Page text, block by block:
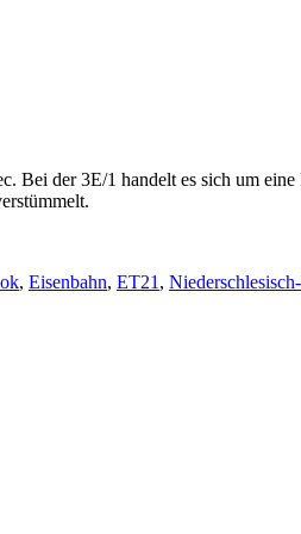
der 3E/1 handelt es sich um
, Eisenbahn, ET21 ,